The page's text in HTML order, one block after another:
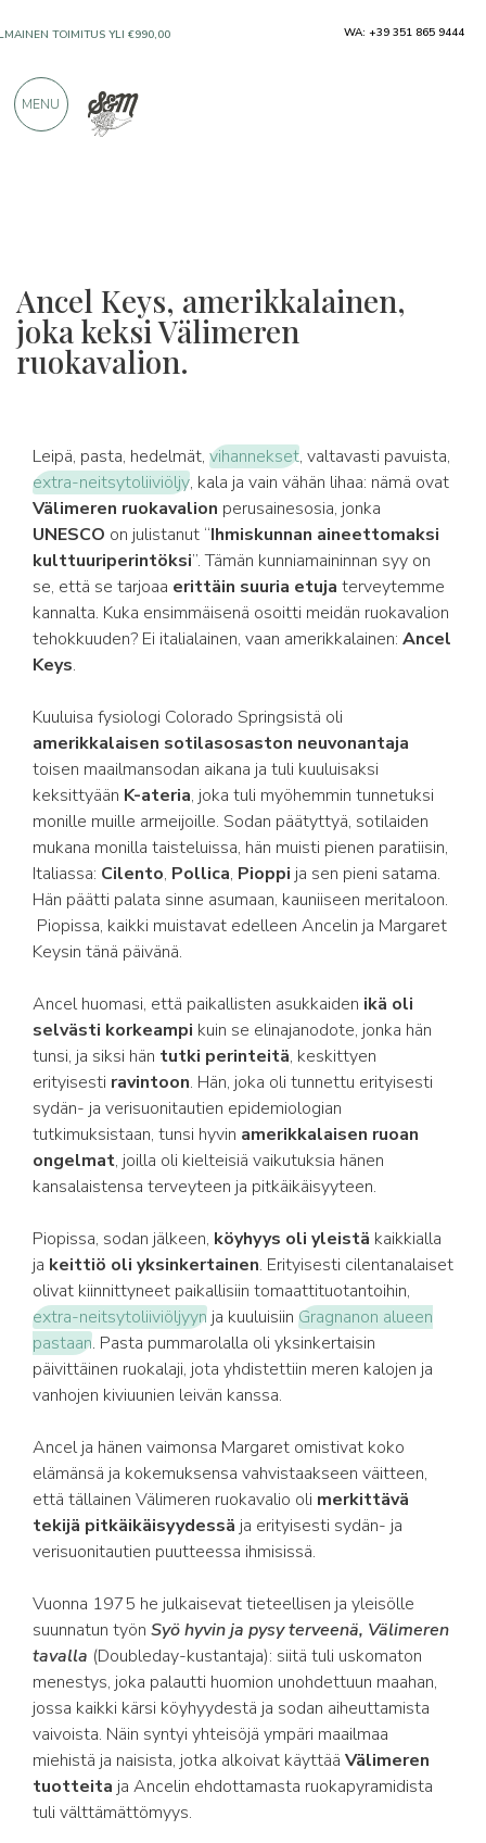
Ancel Keys, amerikkalainen,
joka keksi Välimeren
ruokavalion.
Leipä, pasta, hedelmät, vihannekset, valtavasti pavuista,
extra-neitsytoliiviöljy, kala ja vain vähän lihaa: nämä ovat
Välimeren ruokavalion perusainesosia, jonka
UNESCO on julistanut “Ihmiskunnan aineettomaksi
kulttuuriperintöksi”. Tämän kunniamaininnan syy on
se, että se tarjoaa erittäin suuria etuja terveytemme
kannalta. Kuka ensimmäisenä osoitti meidän ruokavalion
tehokkuuden? Ei italialainen, vaan amerikkalainen: Ancel
Keys.
Kuuluisa fysiologi Colorado Springsistä oli
amerikkalaisen sotilasosaston neuvonantaja
toisen maailmansodan aikana ja tuli kuuluisaksi
keksittyään K-ateria, joka tuli myöhemmin tunnetuksi
monille muille armeijoille. Sodan päätyttyä, sotilaiden
mukana monilla taisteluissa, hän muisti pienen paratiisin,
Italiassa: Cilento, Pollica, Pioppi ja sen pieni satama.
Hän päätti palata sinne asumaan, kauniiseen meritaloon.
Piopissa, kaikki muistavat edelleen Ancelin ja Margaret
Keysin tänä päivänä.
Ancel huomasi, että paikallisten asukkaiden ikä oli
selvästi korkeampi kuin se elinajanodote, jonka hän
tunsi, ja siksi hän tutki perinteitä, keskittyen
erityisesti ravintoon. Hän, joka oli tunnettu erityisesti
sydän- ja verisuonitautien epidemiologian
tutkimuksistaan, tunsi hyvin amerikkalaisen ruoan
ongelmat, joilla oli kielteisiä vaikutuksia hänen
kansalaistensa terveyteen ja pitkäikäisyyteen.
Piopissa, sodan jälkeen, köyhyys oli yleistä kaikkialla
ja keittiö oli yksinkertainen. Erityisesti cilentanalaiset
olivat kiinnittyneet paikallisiin tomaattituotantoihin,
extra-neitsytoliiviöljyyn ja kuuluisiin Gragnanon alueen
pastaan. Pasta pummarolalla oli yksinkertaisin
päivittäinen ruokalaji, jota yhdistettiin meren kalojen ja
vanhojen kiviuunien leivän kanssa.
Ancel ja hänen vaimonsa Margaret omistivat koko
elämänsä ja kokemuksensa vahvistaakseen väitteen,
että tällainen Välimeren ruokavalio oli merkittävä
tekijä pitkäikäisyydessä ja erityisesti sydän- ja
verisuonitautien puutteessa ihmisissä.
Vuonna 1975 he julkaisevat tieteellisen ja yleisölle
suunnatun työn Syö hyvin ja pysy terveenä, Välimeren
tavalla (Doubleday-kustantaja): siitä tuli uskomaton
menestys, joka palautti huomion unohdettuun maahan,
jossa kaikki kärsi köyhyydestä ja sodan aiheuttamista
vaivoista. Näin syntyi yhteisöjä ympäri maailmaa
miehistä ja naisista, jotka alkoivat käyttää Välimeren
tuotteita ja Ancelin ehdottamasta ruokapyramidista
tuli välttämättömyys.
ERINOMAISILTA VALMISTAJILTA
900 POSITIIVISTA ARVOSTELUA
WA: +39 351 865 9444
MENU